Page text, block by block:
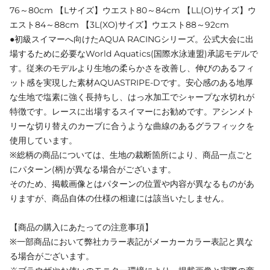
76～80cm 【Lサイズ】ウエスト80～84cm 【LL(O)サイズ】ウ
エスト84～88cm 【3L(XO)サイズ】ウエスト88～92cm
●初級スイマーへ向けたAQUA RACINGシリーズ。公式大会に出
場するために必要なWorld Aquatics(国際水泳連盟)承認モデルで
す。従来のモデルより生地の柔らかさを改善し、伸びのあるフィ
ット感を実現した素材AQUASTRIPE-Dです。安心感のある地厚
な生地で塩素に強く長持ちし、はっ水加工でシャープな水切れが
特徴です。レースに出場するスイマーにお勧めです。アシンメト
リーな切り替えのカーブに合うような曲線のあるグラフィックを
使用しています。
※総柄の商品については、生地の裁断箇所により、商品一点ごと
にパターン(柄)が異なる場合がございます。
そのため、掲載画像とはパターンの位置や内容が異なるものがあ
りますが、商品自体の仕様の相違には該当いたしません。
【商品の購入にあたっての注意事項】
※一部商品において弊社カラー表記がメーカーカラー表記と異な
る場合がございます。